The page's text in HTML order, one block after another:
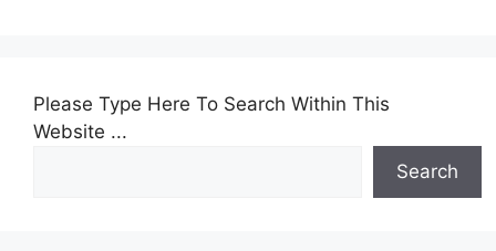
Please Type Here To Search Within This
Website ...
Search